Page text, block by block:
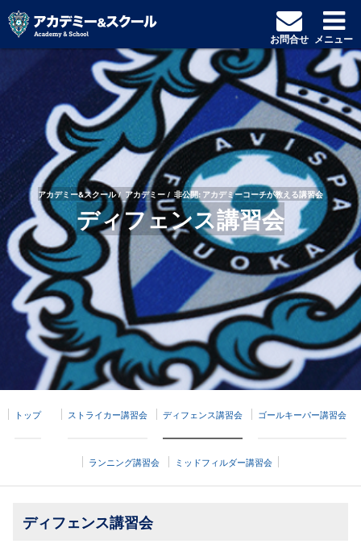
アカデミー&スクール アカデミー 非公開: アカデミーコーチが教える講習会
ディフェンス講習会
お問合せ メニュー
トップ ストライカー講習会 ディフェンス講習会 ゴールキーパー講習会
ランニング講習会 ミッドフィルダー講習会
ディフェンス講習会